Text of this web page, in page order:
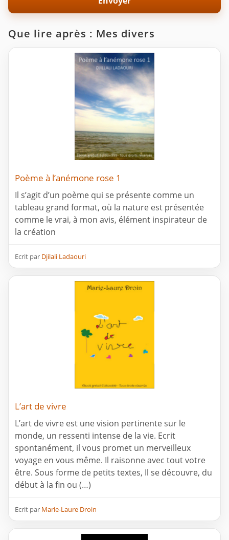
Que lire après : Mes divers
Poème à l’anémone rose 1
Il s’agit d’un poème qui se présente comme un
tableau grand format, où la nature est présentée
comme le vrai, à mon avis, élément inspirateur de
la création
Ecrit par Djilali Ladaouri
L’art de vivre
L’art de vivre est une vision pertinente sur le
monde, un ressenti intense de la vie. Ecrit
spontanément, il vous promet un merveilleux
voyage en vous même. Il raisonne avec tout votre
être. Sous forme de petits textes, Il se découvre, du
début à la fin ou (…)
Ecrit par Marie-Laure Droin